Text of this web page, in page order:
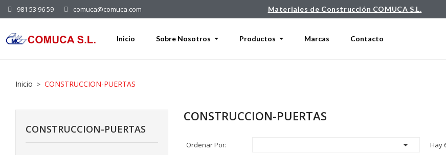
981 53 96 59 comuca@comuca.com Materiales de Construcción COMUCA S.L.
Inicio Sobre Nosotros Productos Marcas Contacto
Inicio CONSTRUCCION-PUERTAS
CONSTRUCCION-PUERTAS
CONSTRUCCION-PUERTAS
Ordenar Por:  Hay